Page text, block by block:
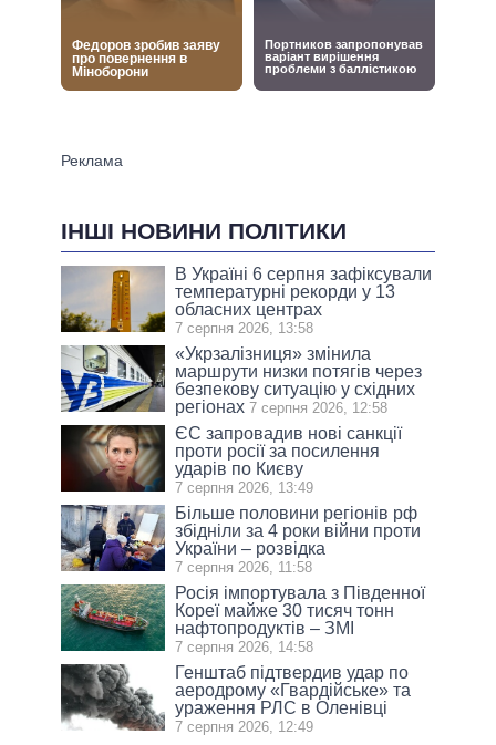
ІНШІ НОВИНИ ПОЛІТИКИ
В Україні 6 серпня зафіксували
температурні рекорди у 13
обласних центрах
7 серпня 2026, 13:58
«Укрзалізниця» змінила
маршрути низки потягів через
безпекову ситуацію у східних
регіонах 7 серпня 2026, 12:58
ЄС запровадив нові санкції
проти росії за посилення
ударів по Києву
7 серпня 2026, 13:49
Більше половини регіонів рф
збідніли за 4 роки війни проти
України – розвідка
7 серпня 2026, 11:58
Росія імпортувала з Південної
Кореї майже 30 тисяч тонн
нафтопродуктів – ЗМІ
7 серпня 2026, 14:58
Генштаб підтвердив удар по
аеродрому «Гвардійське» та
ураження РЛС в Оленівці
7 серпня 2026, 12:49